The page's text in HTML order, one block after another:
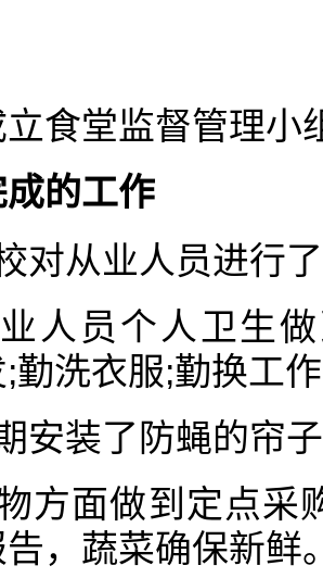
食堂监督管理小
的工作
对从业人员进行
人员个人卫生
勤洗衣服;勤换工
安装了防蝇的帘
方面做到定点采
，蔬菜确保新鲜